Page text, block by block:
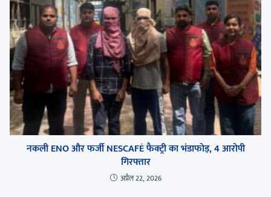
नकली ENO और फर्जी NESCAFÉ फैक्ट्री का भंडाफोड़, 4 आरोपी
गिरफ्तार
अप्रैल 22, 2026